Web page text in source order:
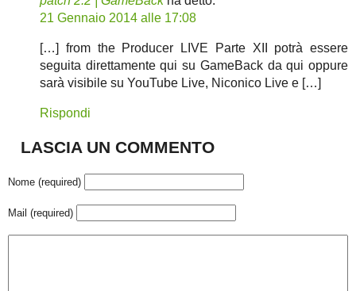
21 Gennaio 2014 alle 17:08
[…] from the Producer LIVE Parte XII potrà essere
seguita direttamente qui su GameBack da qui oppure
sarà visibile su YouTube Live, Niconico Live e […]
Rispondi
LASCIA UN COMMENTO
Nome (required)
Mail (required)